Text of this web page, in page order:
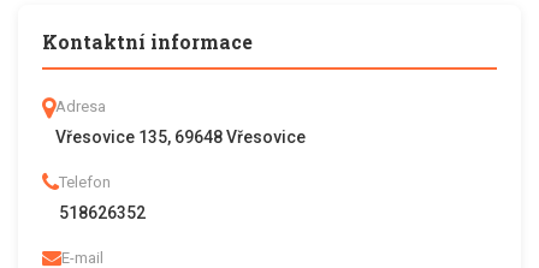
Kontaktní informace
Adresa
Vřesovice 135, 69648 Vřesovice
Telefon
518626352
E-mail